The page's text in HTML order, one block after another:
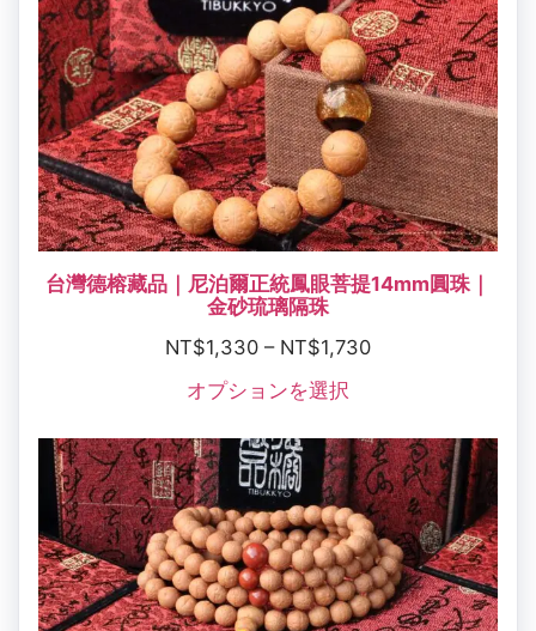
台灣德榕藏品｜尼泊爾正統鳳眼菩提14mm圓珠｜
金砂琉璃隔珠
NT$1,330 – NT$1,730
オプションを選択